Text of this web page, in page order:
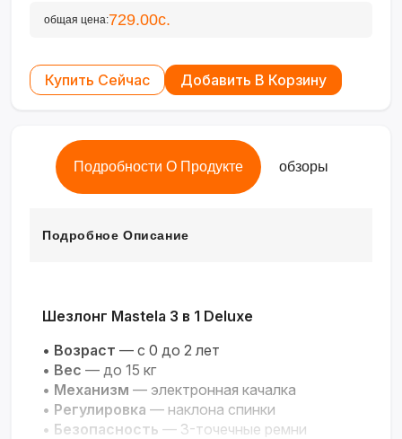
общая цена:729.00с.
Купить Сейчас Добавить В Корзину
Подробности О Продукте обзоры
Подробное Описание
Шезлонг Mastela 3 в 1 Deluxe
• Возраст — с 0 до 2 лет
• Вес — до 15 кг
• Механизм — электронная качалка
• Регулировка — наклона спинки
• Безопасность — 3-точечные ремни